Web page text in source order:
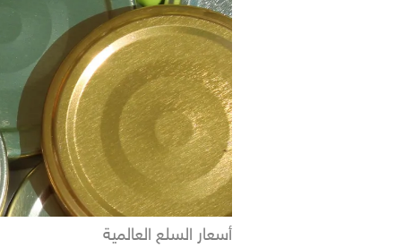
أسعار السلع العالمية